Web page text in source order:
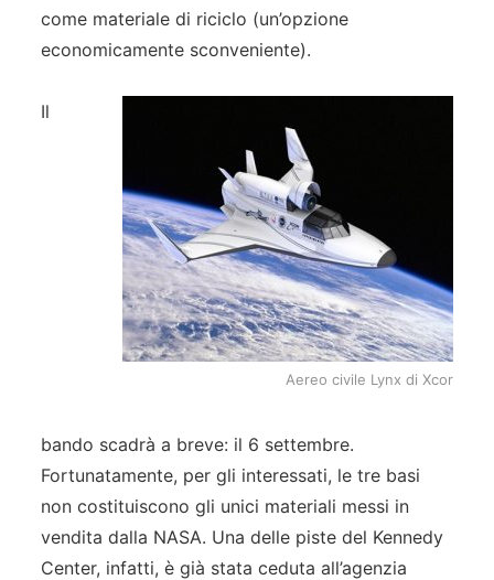
come materiale di riciclo (un’opzione
economicamente sconveniente).
Aereo civile Lynx di Xcor
Il
bando scadrà a breve: il 6 settembre.
Fortunatamente, per gli interessati, le tre basi
non costituiscono gli unici materiali messi in
vendita dalla NASA. Una delle piste del Kennedy
Center, infatti, è già stata ceduta all’agenzia